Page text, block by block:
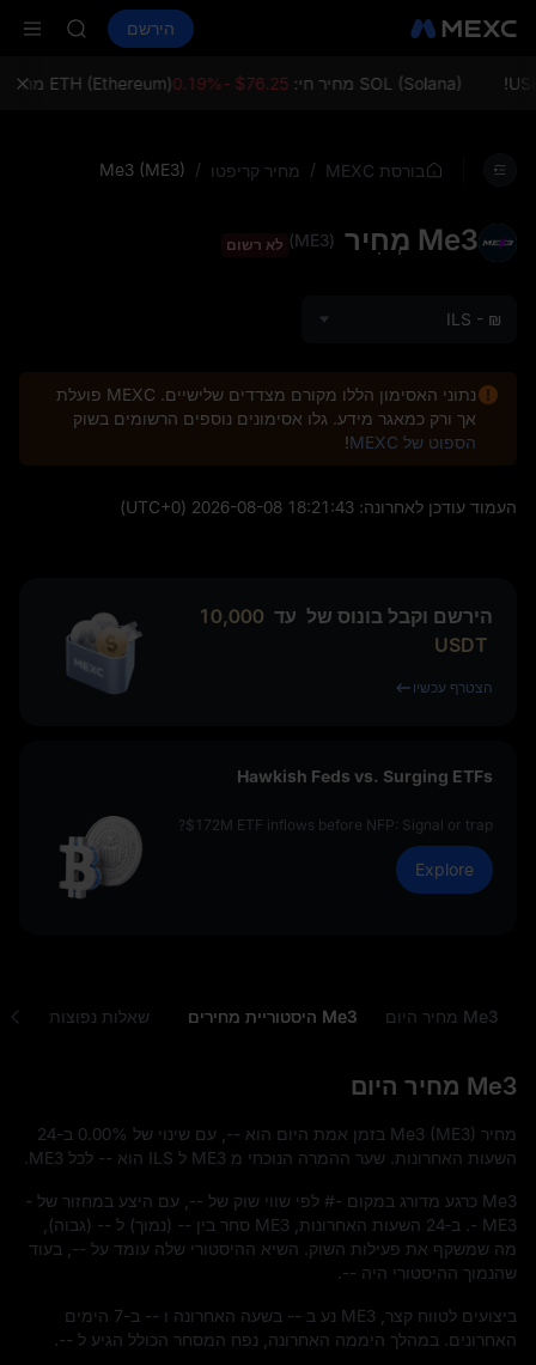
ספוט חוזים עתידיים SPCX הירשם
SKYAI
expiryETH (Ethereum) מחיר חי: SOL (Solana) מחיר חי: $76.25 -0.19%
בורסת MEXC / מחיר קריפטו /
Me3 (ME3)
Me3 מְחִיר (ME3) לא רשום
ILS - ₪
נתוני האסימון הללו מקורם מצדדים שלישיים. MEXC פועלת
אך ורק כמאגר מידע. גלו אסימונים נוספים הרשומים בשוק
הספוט של MEXC
!
העמוד עודכן לאחרונה: 2026-08-08 18:21:43
(UTC+0)
הירשם וקבל בונוס של עד 10,000
USDT
הצטרף עכשיו
Hawkish Feds vs. Surging ETFs
$172M ETF inflows before NFP: Signal or trap?
Explore
Me3 מחיר היום Me3 היסטוריית מחירים שאלות נפוצות
Me3 מחיר היום
מחיר Me3 (ME3) בזמן אמת היום הוא --, עם שינוי של 0.00%
ב-24
השעות האחרונות. שער ההמרה הנוכחי מ ME3 ל ILS הוא
-- לכל ME3.
Me3 כרגע מדורג במקום #- לפי שווי שוק של --, עם היצע במחזור של -
- ME3. ב‑24 השעות האחרונות, ME3 סחר בין -- (נמוך) ל -- (גבוה),
מה שמשקף את פעילות השוק. השיא ההיסטורי שלה עומד על --, בעוד
שהנמוך ההיסטורי היה --
.
ביצועים לטווח קצר, ME3 נע ב -- בשעה האחרונה ו --
ב-7 הימים
האחרונים. במהלך היממה האחרונה, נפח המסחר הכולל הגיע ל --
.